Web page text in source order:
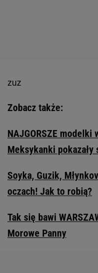
zuz
Zobacz także:
NAJGORSZE modelki
Meksykanki pokazały
Soyka, Guzik,
oczach! Jak to robią?
Tak się bawi
Morowe Panny